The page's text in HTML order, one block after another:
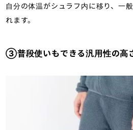
自分の体温がシュラフ内に移り、一
れます。
③普段使いもできる汎用性の高